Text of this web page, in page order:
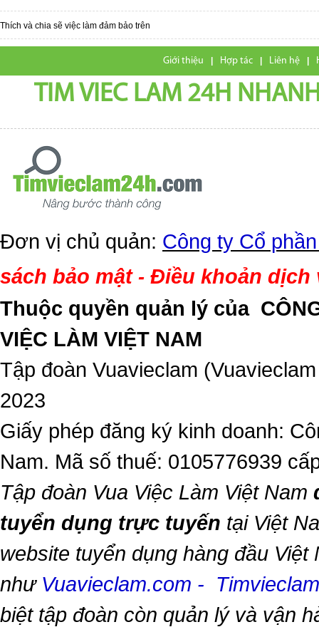
Thích và chia sẽ việc làm đảm bảo trên
Giới thiệu | Hợp tác | Liên hệ |
TIM VIEC LAM 24H
Đơn vị chủ quản: Công ty Cổ
sách bảo mật- Điều khoản dịch
Thuộc quyền quản lý của
VIỆC LÀM VIỆT NAM
Tập đoàn Vuavieclam
2023
Giấy phép đăng ký kinh doanh:
Nam. Mã số thuế: 0105776939
Tập đoàn Vua Việc Làm Việt Nam
tuyển dụng trực tuyến tại Việt
website tuyển dụng hàng đầu Việt
như Vuavieclam.com -
biệt tập đoàn còn quản lý và vận